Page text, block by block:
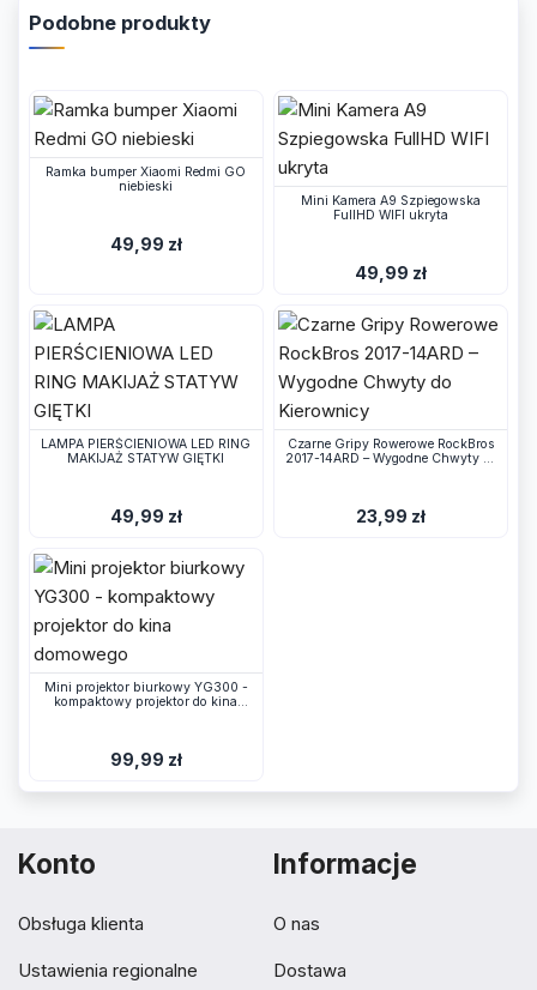
Podobne produkty
Ramka bumper Xiaomi Redmi GO
niebieski
49,99 zł
Mini Kamera A9 Szpiegowska
FullHD WIFI ukryta
49,99 zł
LAMPA PIERŚCIENIOWA LED RING
MAKIJAŻ STATYW GIĘTKI
49,99 zł
Czarne Gripy Rowerowe RockBros
2017-14ARD – Wygodne Chwyty do
23,99 zł
Mini projektor biurkowy YG300 -
kompaktowy projektor do kina
99,99 zł
Konto
Obsługa klienta
Ustawienia regionalne
Informacje
O nas
Dostawa